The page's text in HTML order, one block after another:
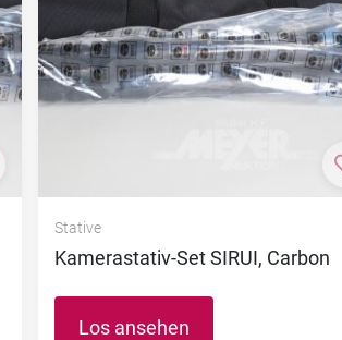
Merkliste hinzufügen
Stative
Kamerastativ-Set SIRUI, Carbon
Los ansehen